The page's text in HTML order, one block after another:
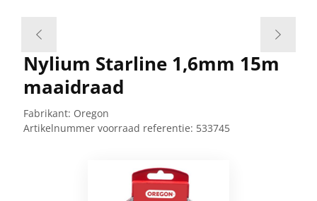
Nylium Starline 1,6mm 15m
maaidraad
Fabrikant: Oregon
Artikelnummer voorraad referentie: 533745